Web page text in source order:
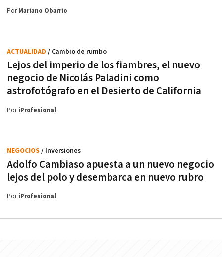
PorMariano Obarrio
Lejos del imperio de los fiambres, el nuevo
negocio de Nicolás Paladini como
astrofotógrafo en el Desierto de California
ACTUALIDAD / Cambio de rumbo
PoriProfesional
Adolfo Cambiaso apuesta a un nuevo negocio
lejos del polo y desembarca en nuevo rubro
NEGOCIOS / Inversiones
PoriProfesional